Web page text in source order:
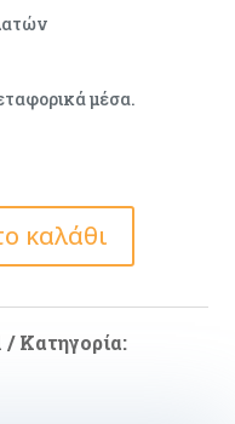
μέσα.
καλάθι
Κατηγορία: